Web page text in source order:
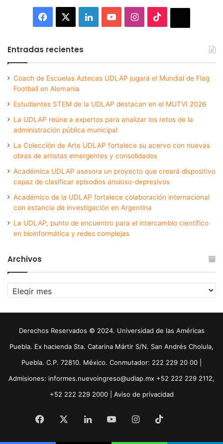
Facebook LinkedInYouTubeInstagram
Entradas recientes
Coach de Escuelas Aztecas UDLAP jugará el Mundial de Flag
Football en Alemania
Estudiantes STEM de la UDLAP destacan en el MUTVI 2026
La UDLAP reúne a expertos para analizar los retos de la
administración pública municipal
La Colección de Arte UDLAP fortalece su acervo con nuevas
obras de artistas emergentes y consolidados
Académica UDLAP asesora un proyecto que creará dispositivo
capaz de clasificar episodios ansioso-depresivos
Académico de la UDLAP fortalece colaboración internacional
con estancia de investigación en Argentina
La UDLAP, punto de encuentro para el intercambio científico
en bioinformática y redes complejas
Archivos
Archivos
Derechos Reservados © 2024. Universidad de las Américas
Puebla. Ex hacienda Sta. Catarina Mártir S/N. San Andrés Cholula,
Puebla. C.P. 72810. México. Conmutador: 222 229 20 00 |
Admisiones: informes.nuevoingreso@udlap.mx +52 222 229 2112,
+52 222 229 2000 | Aviso de privacidad
Facebook LinkedInYouTubeInstagram